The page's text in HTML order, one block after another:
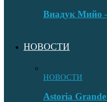
Виадук Мийо
НОВОСТИ
НОВОСТИ
Astoria